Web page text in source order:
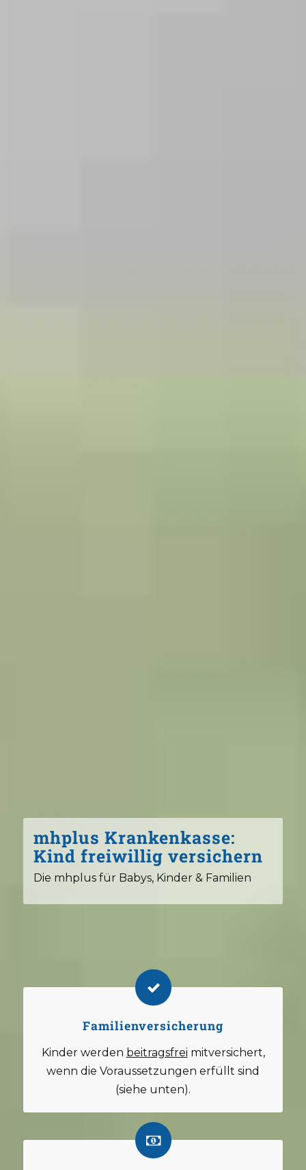
mhplus Krankenkasse:
Kind freiwillig versichern
Die mhplus für Babys, Kinder & Familien
Familienversicherung
Kinder werden beitragsfrei mitversichert,
wenn die Voraussetzungen erfüllt sind
(siehe unten).